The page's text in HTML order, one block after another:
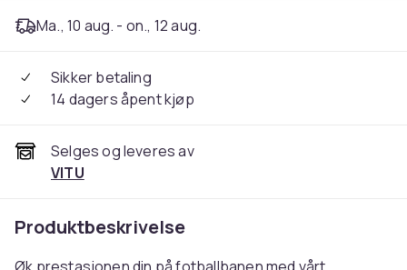
Ma., 10 aug. - on., 12 aug.
Sikker betaling
14 dagers åpent kjøp
Selges og leveres av
VITU
Produktbeskrivelse